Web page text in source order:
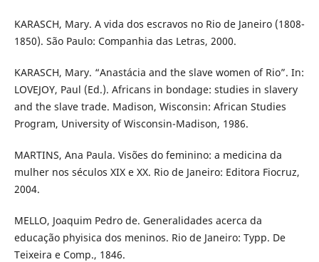
KARASCH, Mary. A vida dos escravos no Rio de Janeiro (1808-
1850). São Paulo: Companhia das Letras, 2000.
KARASCH, Mary. “Anastácia and the slave women of Rio”. In:
LOVEJOY, Paul (Ed.). Africans in bondage: studies in slavery
and the slave trade. Madison, Wisconsin: African Studies
Program, University of Wisconsin-Madison, 1986.
MARTINS, Ana Paula. Visões do feminino: a medicina da
mulher nos séculos XIX e XX. Rio de Janeiro: Editora Fiocruz,
2004.
MELLO, Joaquim Pedro de. Generalidades acerca da
educação phyisica dos meninos. Rio de Janeiro: Typp. De
Teixeira e Comp., 1846.